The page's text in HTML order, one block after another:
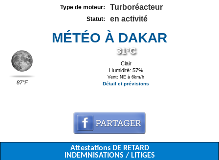
Type de moteur: Turboréacteur
Statut: en activité
MÉTÉO À DAKAR
87°F
31°C
Clair
Humidité: 57%
Vent: NE à 6km/h
Détail et prévisions
Attestations DE RETARD
INDEMNISATIONS / LITIGES